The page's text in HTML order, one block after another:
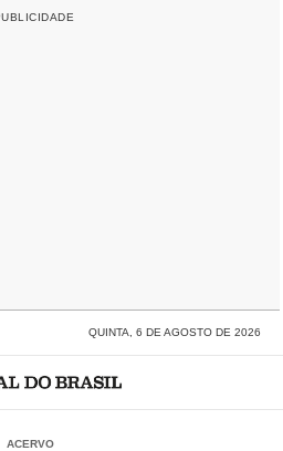
QUINTA, 6 DE AGOSTO DE 2026
ACERVO